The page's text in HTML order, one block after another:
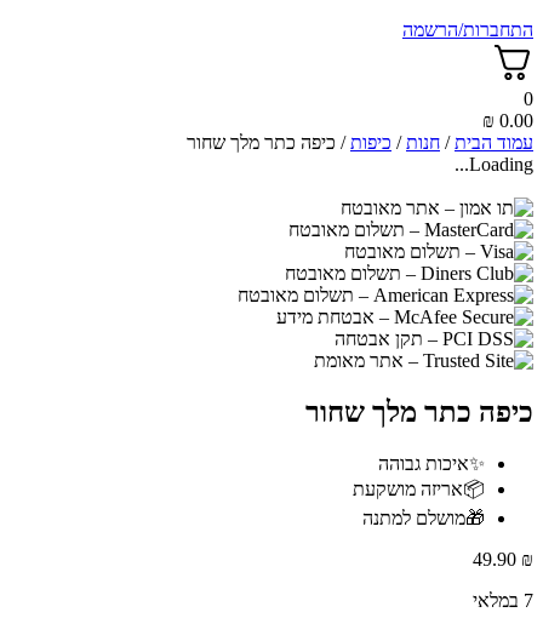
התחברות/הרשמה
0
0.00
₪
עמוד הבית/ חנות/ כיפות/ כיפה כתר מלך שחור
Loading...
כיפה כתר מלך שחור
✨איכות גבוהה
📦אריזה מושקעת
🎁מושלם למתנה
49.90 ₪
7 במלאי